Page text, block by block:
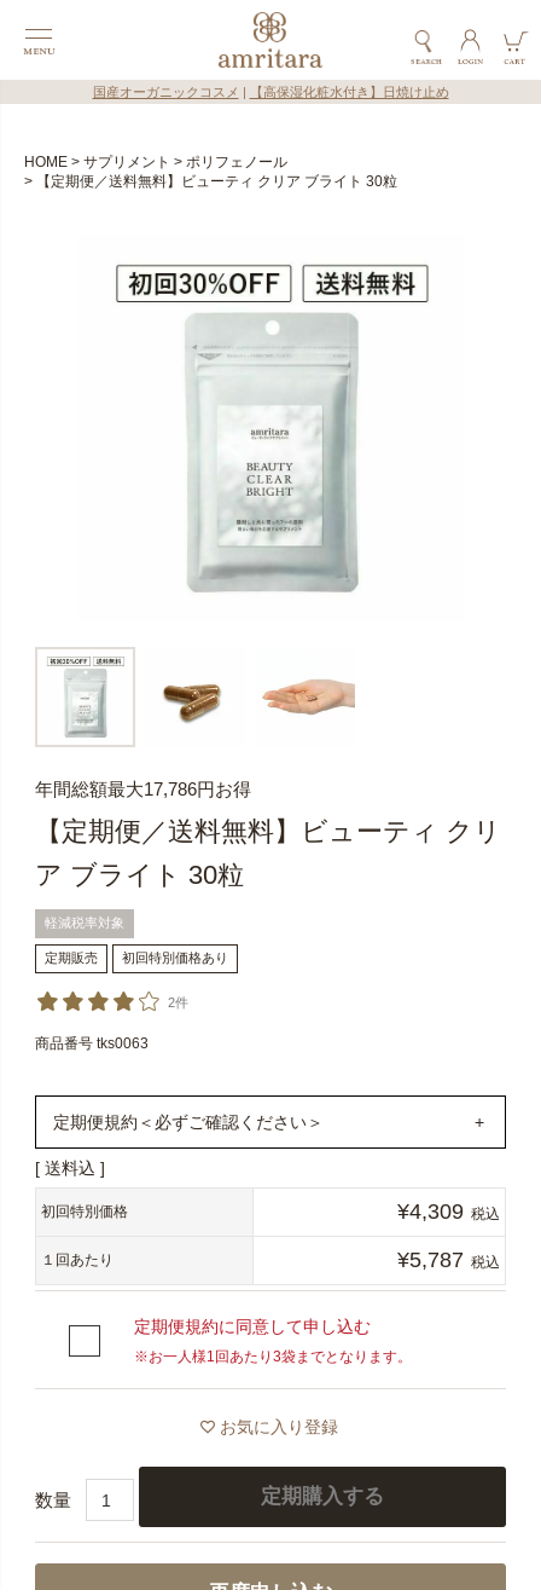
国産オーガニックコスメ 【高保湿化粧水付き】日焼け止め
HOME サプリメント
ポリフェノール
【定期便／送料無料】ビューティ クリア ブライト 30粒
年間総額最大17,786円お得
【定期便／送料無料】ビューティ クリ
ア ブライト 30粒
軽減税率対象
定期販売 初回特別価格あり
2件
商品番号 tks0063
定期便規約＜必ずご確認ください＞
1年定期購入いただくと、通常購入より17,786円お得に！
（初回1,847円＋2回目以降369円×11ヶ月）＋（送料最大
ら中止のご連絡をいただくまで毎月定期的に商品をお届
けするサービスです。
＜必ずご確認ください＞
※4回目のお届けが完了するまで数量の変更・解約はでき
送料込
初回特別価格 ¥4,309 税込
１回あたり ¥5,787 税込
定期便規約に同意して申し込む
※お一人様1回あたり3袋までとなります。
お気に入り登録
定期購入する